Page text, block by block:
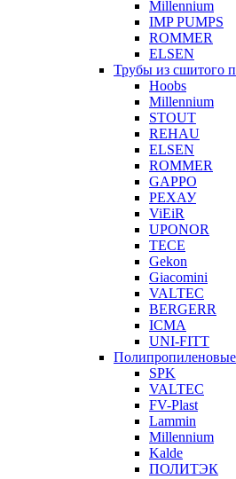
Millennium
IMP PUMPS
ROMMER
ELSEN
Трубы из сшитого
Hoobs
Millennium
STOUT
REHAU
ELSEN
ROMMER
GAPPO
РЕХАУ
ViEiR
UPONOR
TECE
Gekon
Giacomini
VALTEC
BERGERR
ICMA
UNI-FITT
SPK
VALTEC
FV-Plast
Lammin
Millennium
Kalde
ПОЛИТЭК